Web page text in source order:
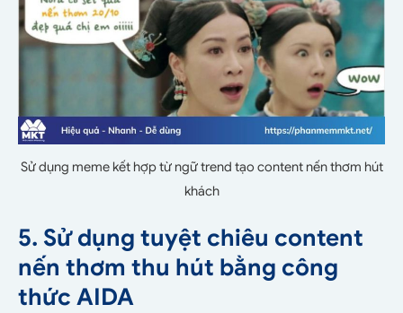
Sử dụng meme kết hợp từ ngữ trend tạo content nến thơm hút
khách
5. Sử dụng tuyệt chiêu content
nến thơm thu hút bằng công
thức AIDA